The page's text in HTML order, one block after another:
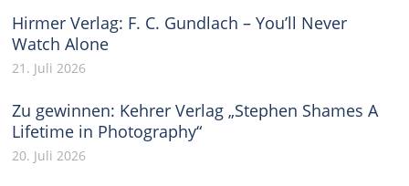
Hirmer Verlag: F. C. Gundlach – You’ll Never
Watch Alone
21. Juli 2026
Zu gewinnen: Kehrer Verlag „Stephen Shames A
Lifetime in Photography“
20. Juli 2026